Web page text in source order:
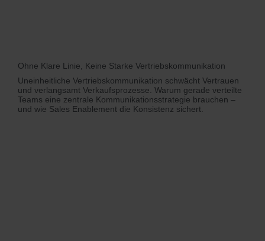
Ohne Klare Linie, Keine Starke Vertriebskommunikation
Uneinheitliche Vertriebskommunikation schwächt Vertrauen
und verlangsamt Verkaufsprozesse. Warum gerade verteilte
Teams eine zentrale Kommunikationsstrategie brauchen –
und wie Sales Enablement die Konsistenz sichert.